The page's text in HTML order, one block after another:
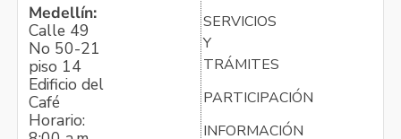
Medellín:
Calle 49
No 50-21
piso 14
Edificio del
Café
Horario:
SERVICIOS
Y
TRÁMITES
PARTICIPACIÓN
INFORMACIÓN